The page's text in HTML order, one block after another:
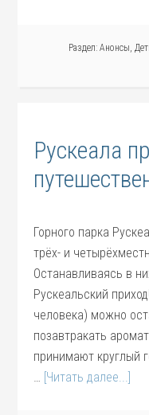
Раздел: Анонсы,
Рускеала
Горного парка
трёх- и
Останавливаясь в
Рускеальский
человека) можно
позавтракать
принимают круглый
… [Читать далее...]